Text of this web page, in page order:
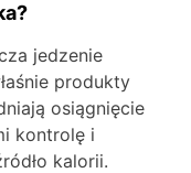
jedzenie
produkty
osiągnięcie
kontrolę i
kalorii.